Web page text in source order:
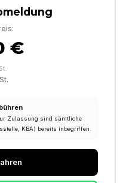
€
Zulassung sind sämtliche
KBA) bereits inbegriffen.